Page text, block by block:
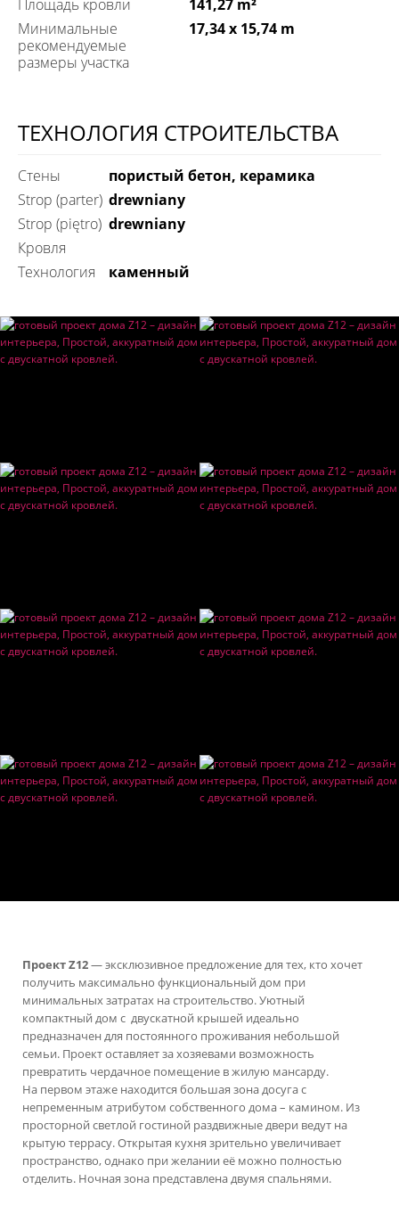
Площадь кровли
141,27 m²
Минимальные
рекомендуемые
размеры участка
17,34 x 15,74 m
ТЕХНОЛОГИЯ СТРОИТЕЛЬСТВА
Стены
пористый бетон, керамика
Strop (parter) drewniany
Strop (piętro) drewniany
Кровля
технология
каменный
Проект Z12— эксклюзивное предложение для тех, кто хочет
получить максимально функциональный дом при
минимальных затратах на строительство. Уютный
компактный дом с двускатной крышей идеально
предназначен для постоянного проживания небольшой
семьи. Проект оставляет за хозяевами возможность
превратить чердачное помещение в жилую мансарду.
На первом этаже находится большая зона досуга с
непременным атрибутом собственного дома – камином. Из
просторной светлой гостиной раздвижные двери ведут на
крытую террасу. Открытая кухня зрительно увеличивает
пространство, однако при желании её можно полностью
отделить. Ночная зона представлена двумя спальнями.